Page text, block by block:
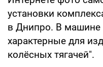
установки
в Днипро. В машине
характерные для
колёсных тягачей".